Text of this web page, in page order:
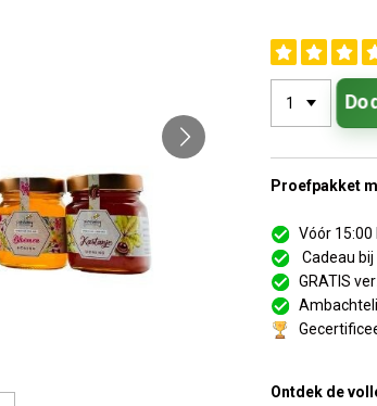
Proefpakket
Vóór
Cadeau
GRATIS
Ontdek de